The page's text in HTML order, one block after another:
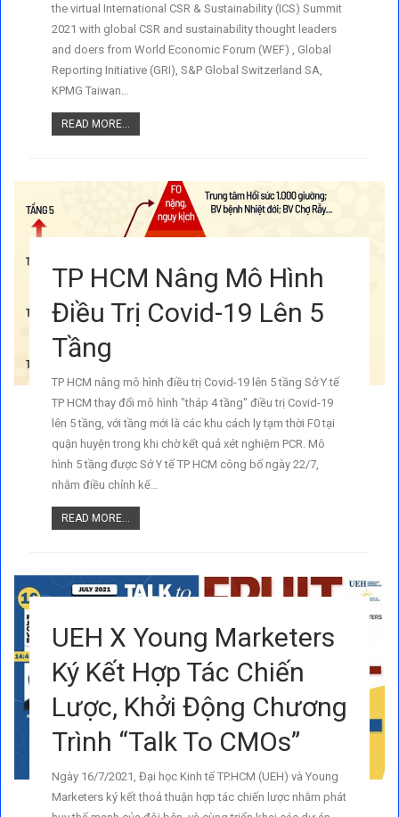
the virtual International CSR & Sustainability (ICS) Summit
2021 with global CSR and sustainability thought leaders
and doers from World Economic Forum (WEF) , Global
Reporting Initiative (GRI), S&P Global Switzerland SA,
KPMG Taiwan…
READ MORE...
TP HCM Nâng Mô Hình
Điều Trị Covid-19 Lên 5
Tầng
TP HCM nâng mô hình điều trị Covid-19 lên 5 tầng Sở Y tế
TP HCM thay đổi mô hình "tháp 4 tầng" điều trị Covid-19
lên 5 tầng, với tầng mới là các khu cách ly tạm thời F0 tại
quận huyện trong khi chờ kết quả xét nghiệm PCR. Mô
hình 5 tầng được Sở Y tế TP HCM công bố ngày 22/7,
nhằm điều chỉnh kế…
READ MORE...
UEH X Young Marketers
Ký Kết Hợp Tác Chiến
Lược, Khởi Động Chương
Trình “Talk To CMOs”
Ngày 16/7/2021, Đại học Kinh tế TP.HCM (UEH) và Young
Marketers ký kết thoả thuận hợp tác chiến lược nhằm phát